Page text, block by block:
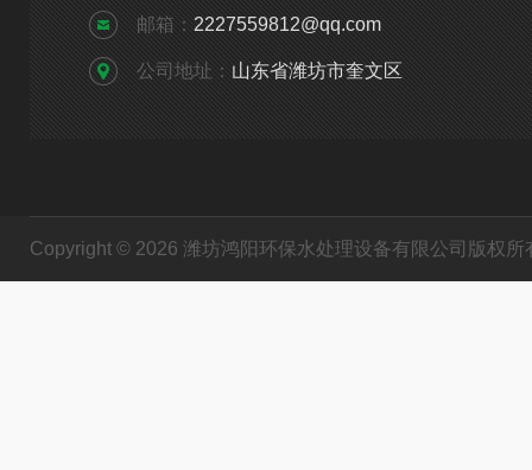
邮箱： 2227559812@qq.com
公司地址： 山东省潍坊市奎文区
Copyright © 2026 潍坊鸿阳环保水处理设备有限公司版权所